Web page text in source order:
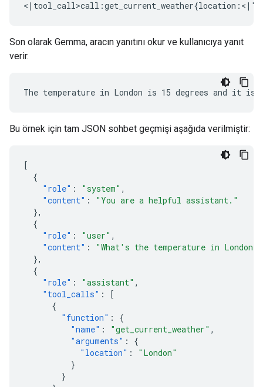
Son olarak Gemma, aracın yanıtını okur ve kullanıcıya yanıt
verir.
Bu örnek için tam JSON sohbet geçmişi aşağıda verilmiştir:
[
{
"role" : "system" ,
"content" :
"You are a helpful assistant."
},
{
"role" : "user" ,
"content" :
"What's the temperature in London?"
},
{
"role" : "assistant" ,
"tool_calls" :
[
{
"function" :
{
"name" : "get_current_weather" ,
"arguments" :
{
"location" :
"London"
}
}